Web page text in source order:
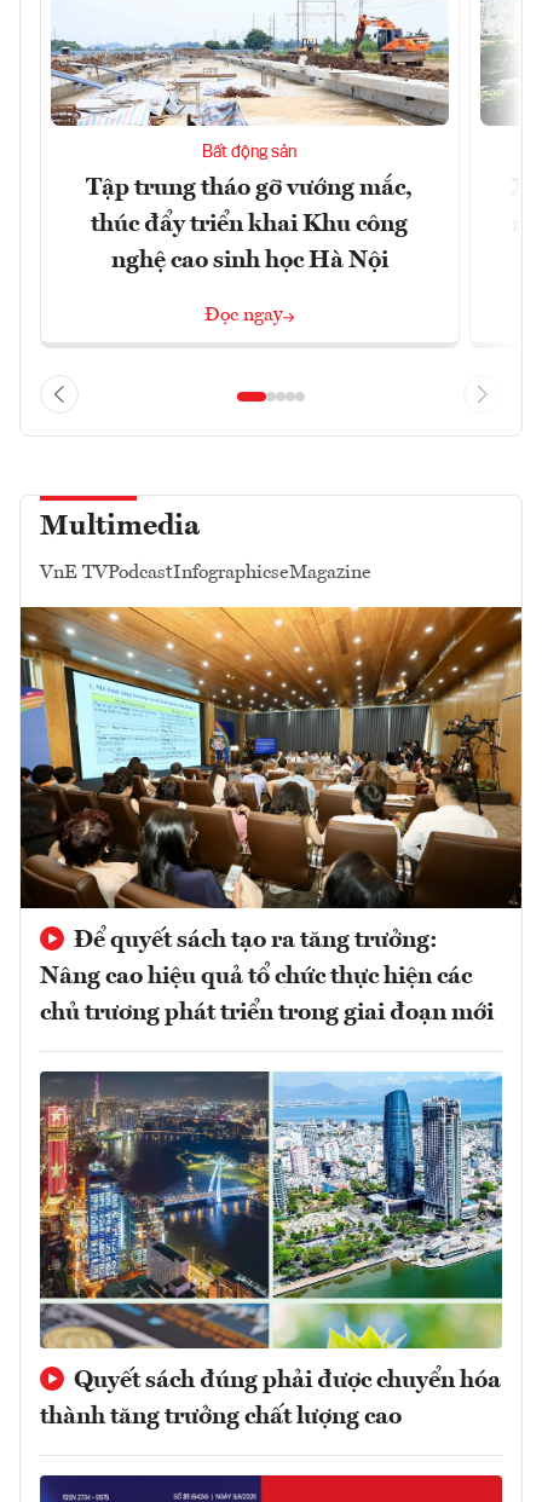
Bất động sản
Tập trung tháo gỡ vướng mắc,
thúc đẩy triển khai Khu công
nghệ cao sinh học Hà Nội
Đọc ngay
Multimedia
VnE TVPodcastInfographicseMagazine
Để quyết sách tạo ra tăng trưởng:
Nâng cao hiệu quả tổ chức thực hiện các
chủ trương phát triển trong giai đoạn mới
Quyết sách đúng phải được chuyển hóa
thành tăng trưởng chất lượng cao